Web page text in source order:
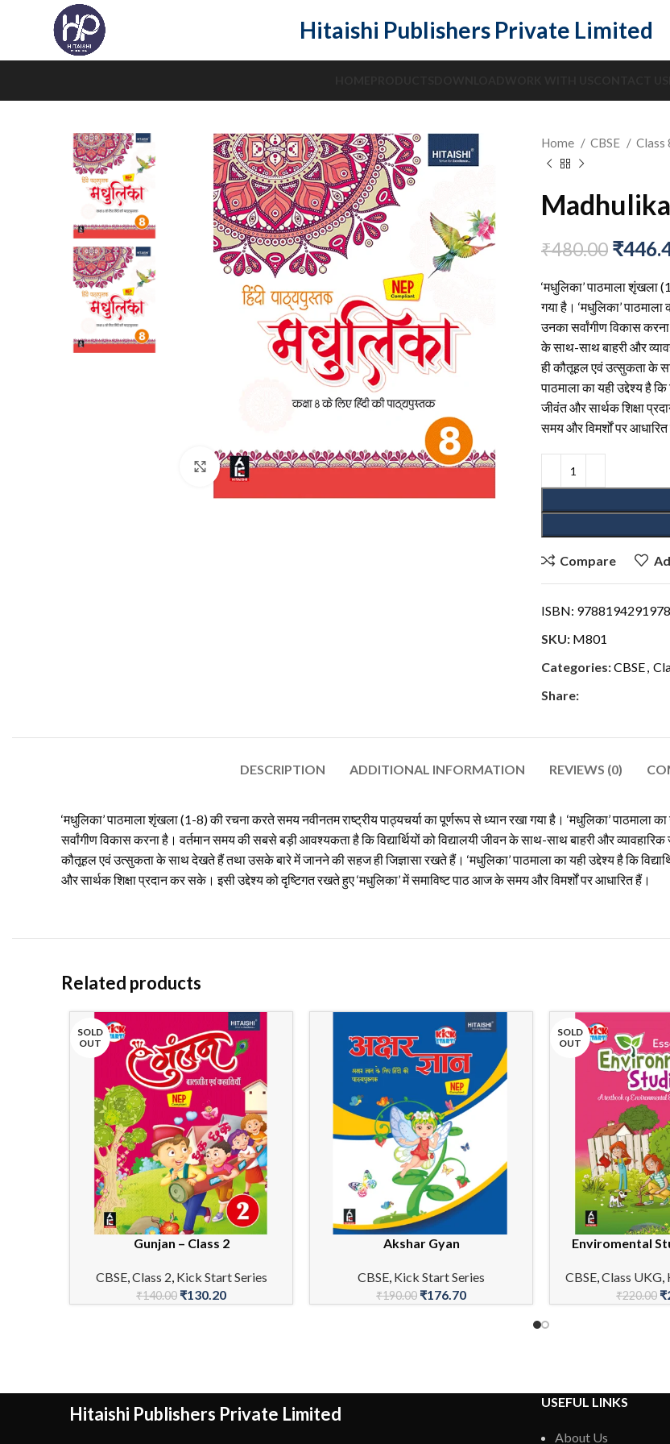
Hitaishi Publishers Private Limited
Click to enlarge
Home CBSE Class
₹480.00 ₹
‘मधुलिका’ पाठमाला शृंखला
गया है। ‘मधुलिका’ पाठमाला
उनका सर्वांगीण विकास
के साथ-साथ बाहरी और
ही कौतूहल एवं उत्सुकता के
पाठमाला का यही उद्देश्य है
जीवंत और सार्थक शिक्षा
समय और विमर्शों पर आधारित
Compare
ISBN: 9788194291978
SKU: M801
Categories:CBSE,
Share:
DESCRIPTION ADDITIONAL INFORMATION REVIEWS (0)
‘मधुलिका’ पाठमाला शृंखला (1-8) की रचना करते समय नवीनतम राष्ट्रीय पाठ्यचर्या का पूर्णरूप से ध्यान रखा गया है। ‘मधुलिका’ पाठमाला का
सर्वांगीण विकास करना है। वर्तमान समय की सबसे बड़ी आवश्यकता है कि विद्यार्थियों को विद्यालयी जीवन के साथ-साथ बाहरी और
कौतूहल एवं उत्सुकता के साथ देखते हैं तथा उसके बारे में जानने की सहज ही जिज्ञासा रखते हैं। ‘मधुलिका’ पाठमाला का यही उद्देश्य है कि
और सार्थक शिक्षा प्रदान कर सके। इसी उद्देश्य को दृष्टिगत रखते हुए ‘मधुलिका’ में समाविष्ट पाठ आज के समय और विमर्शों पर आधारित हैं।
Related products
SOLD
OUT
Gunjan – Class 2
CBSE,Class 2, Kick Start Series
₹140.00 ₹130.20
Akshar Gyan
CBSE, Kick Start Series
₹190.00 ₹176.70
SOLD
OUT
READ MORE
Enviromental
CBSE,Class UKG,
₹220.00 ₹
Hitaishi Publishers Private Limited
USEFUL LINKS
About Us